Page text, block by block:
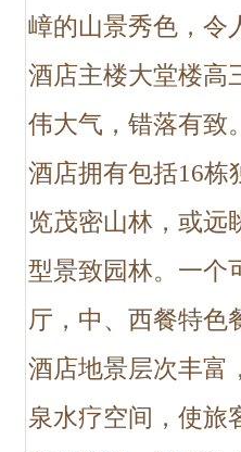
嶂的山景秀色，令
酒店主楼大堂楼高
伟大气，错落有致
酒店拥有包括16栋
览茂密山林，或远
型景致园林。一个
厅，中、西餐特色
酒店地景层次丰富
泉水疗空间，使旅